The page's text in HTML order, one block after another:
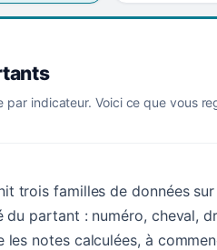
par indicateur. Voici ce que vous
trois familles de données sur
partant : numéro, cheval,
les notes calculées, à